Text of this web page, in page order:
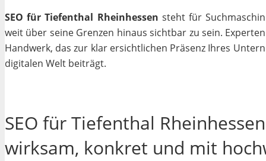
SEO für Tiefenthal Rheinhessen steht für
weit über seine Grenzen hinaus sichtbar zu sein.
Handwerk, das zur klar ersichtlichen Präsenz Ihres
digitalen Welt beiträgt.
SEO für Tiefenthal
wirksam, konkret und mit